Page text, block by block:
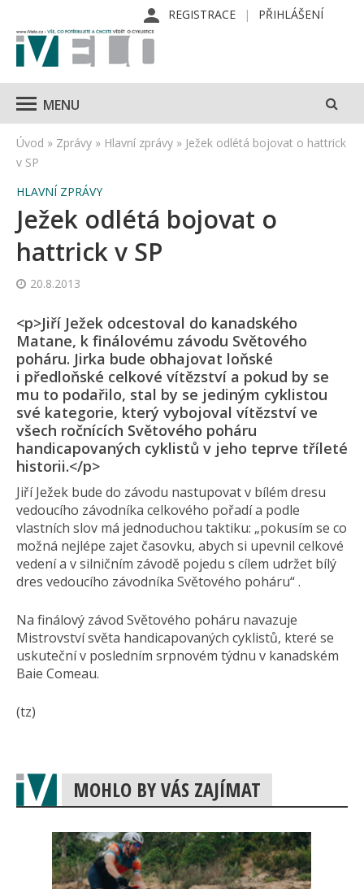
REGISTRACE PŘIHLÁŠENÍ
MENU
Úvod » Zprávy » Hlavní zprávy » Ježek odlétá bojovat o hattrick
v SP
HLAVNÍ ZPRÁVY
Ježek odlétá bojovat o
hattrick v SP
20.8.2013
<p>Jiří Ježek odcestoval do kanadského
Matane, k finálovému závodu Světového
poháru. Jirka bude obhajovat loňské
i předloňské celkové vítězství a pokud by se
mu to podařilo, stal by se jediným cyklistou
své kategorie, který vybojoval vítězství ve
všech ročnících Světového poháru
handicapovaných cyklistů v jeho teprve tříleté
historii.</p>
Jiří Ježek bude do závodu nastupovat v bílém dresu
vedoucího závodníka celkového pořadí a podle
vlastních slov má jednoduchou taktiku: „pokusím se co
možná nejlépe zajet časovku, abych si upevnil celkové
vedení a v silničním závodě pojedu s cílem udržet bílý
dres vedoucího závodníka Světového poháru“ .
Na finálový závod Světového poháru navazuje
Mistrovství světa handicapovaných cyklistů, které se
uskuteční v posledním srpnovém týdnu v kanadském
Baie Comeau.
(tz)
MOHLO BY VÁS ZAJÍMAT